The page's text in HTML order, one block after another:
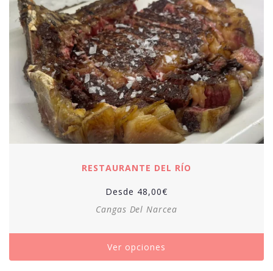
RESTAURANTE DEL RÍO
Desde 48,00€
Cangas Del Narcea
Ver opciones